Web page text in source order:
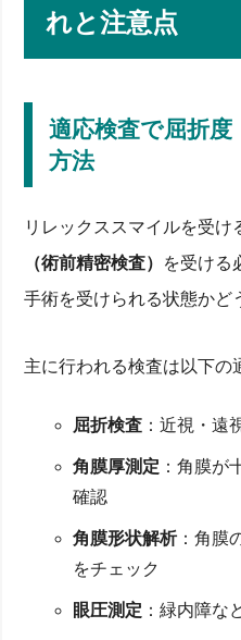
れと注意点
適応検査で屈折度
方法
リレックススマイルを受け
（術前精密検査） を受ける
手術を受けられる状態かど
主に行われる検査は以下の
屈折検査 ：近視・遠
角膜厚測定 ：角膜が
確認
角膜形状解析：角膜
をチェック
眼圧測定 ：緑内障な